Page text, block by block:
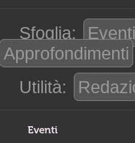
Sfoglia: Eventi
Approfondimenti
Utilità:
Eventi